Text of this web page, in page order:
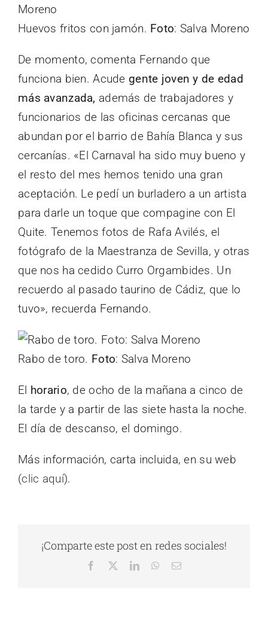
Huevos fritos con jamón. Foto: Salva Moreno
De momento, comenta Fernando que
funciona bien. Acude gente joven y de edad
más avanzada, además de trabajadores y
funcionarios de las oficinas cercanas que
abundan por el barrio de Bahía Blanca y sus
cercanías. «El Carnaval ha sido muy bueno y
el resto del mes hemos tenido una gran
aceptación. Le pedí un burladero a un artista
para darle un toque que compagine con El
Quite. Tenemos fotos de Rafa Avilés, el
fotógrafo de la Maestranza de Sevilla, y otras
que nos ha cedido Curro Orgambides. Un
recuerdo al pasado taurino de Cádiz, que lo
tuvo», recuerda Fernando.
Rabo de toro. Foto: Salva Moreno
El horario, de ocho de la mañana a cinco de
la tarde y a partir de las siete hasta la noche.
El día de descanso, el domingo.
Más información, carta incluida, en su web
(clic aquí).
¡Comparte este post en redes sociales!
Facebook LinkedInWhatsApp
Correo